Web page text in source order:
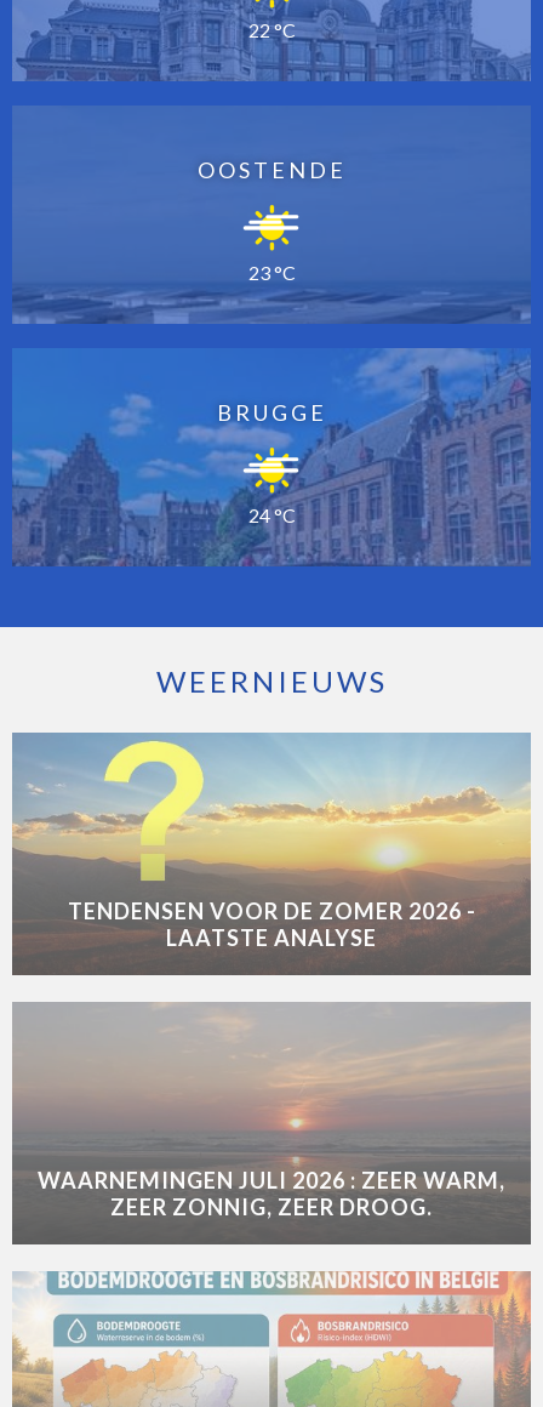
22 °C
OOSTENDE
23 °C
BRUGGE
24 °C
WEERNIEUWS
TENDENSEN VOOR DE ZOMER 2026 -
LAATSTE ANALYSE
WAARNEMINGEN JULI 2026 : ZEER WARM,
ZEER ZONNIG, ZEER DROOG.